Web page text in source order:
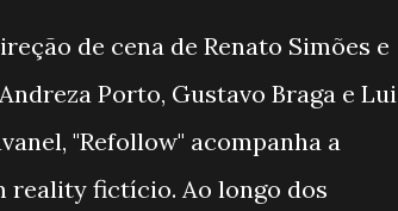
de cena de Renato Simões e
Porto, Gustavo Braga e
"Refollow" acompanha a
reality fictício. Ao longo dos